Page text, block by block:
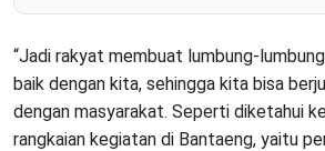
“Jadi rakyat membuat lumbung-
baik dengan kita, sehingga kita bisa
dengan masyarakat. Seperti diketahui
rangkaian kegiatan di Bantaeng, yaitu